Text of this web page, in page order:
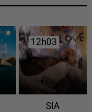
12h03
12h03
SIA